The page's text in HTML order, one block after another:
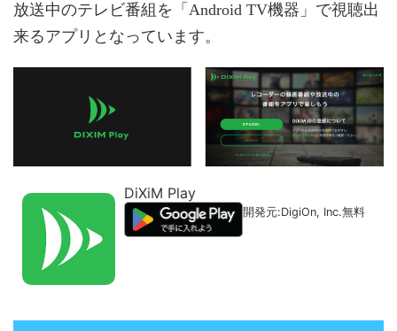
放送中のテレビ番組を「Android TV機器」で視聴出
来るアプリとなっています。
DiXiM Play
開発元:DigiOn, Inc.無料